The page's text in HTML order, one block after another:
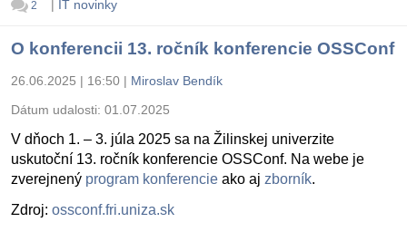
2 | IT novinky
O konferencii 13. ročník konferencie OSSConf
26.06.2025 | 16:50 | Miroslav Bendík
Dátum udalosti: 01.07.2025
V dňoch 1. – 3. júla 2025 sa na Žilinskej univerzite
uskutoční 13. ročník konferencie OSSConf. Na webe je
zverejnený program konferencie ako aj zborník.
Zdroj: ossconf.fri.uniza.sk